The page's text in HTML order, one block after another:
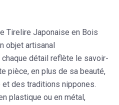
Tirelire Japonaise en Bois
objet artisanal
détail reflète le savoir-
pièce, en plus de sa beauté,
et des traditions nippones.
plastique ou en métal,